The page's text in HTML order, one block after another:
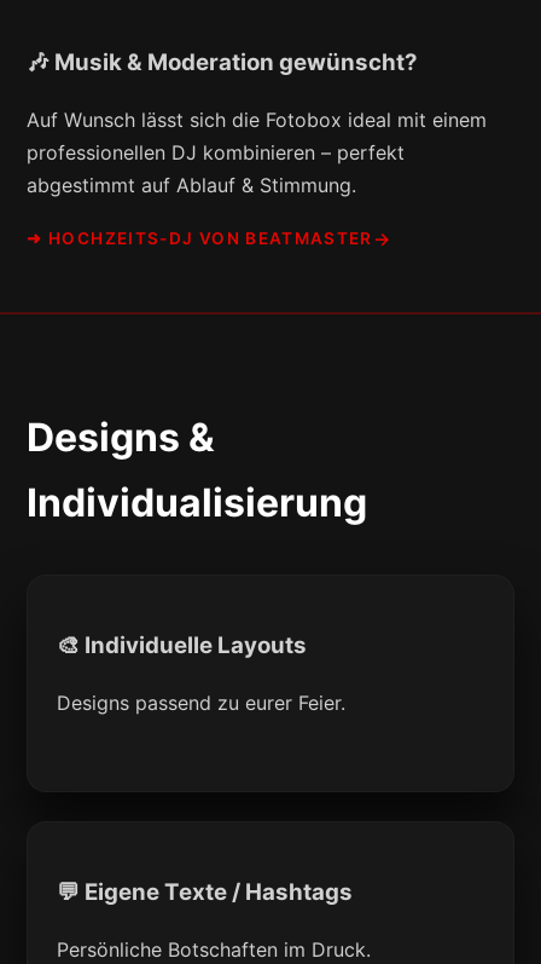
🎶 Musik & Moderation gewünscht?
Auf Wunsch lässt sich die Fotobox ideal mit einem
professionellen DJ kombinieren – perfekt
abgestimmt auf Ablauf & Stimmung.
➜ HOCHZEITS-DJ VON BEATMASTER
Designs &
Individualisierung
🎨 Individuelle Layouts
Designs passend zu eurer Feier.
💬 Eigene Texte / Hashtags
Persönliche Botschaften im Druck.